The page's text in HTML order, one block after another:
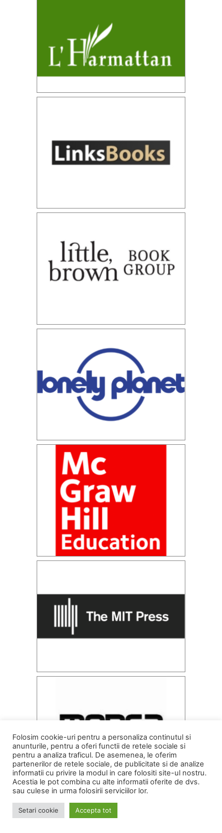
Folosim cookie-uri pentru a personaliza continutul si
anunturile, pentru a oferi functii de retele sociale si
pentru a analiza traficul. De asemenea, le oferim
partenerilor de retele sociale, de publicitate si de analize
informatii cu privire la modul in care folositi site-ul nostru.
Acestia le pot combina cu alte informatii oferite de dvs.
sau culese in urma folosirii serviciilor lor.
Setari cookie Accepta tot